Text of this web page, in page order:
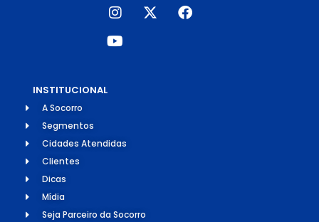
INSTITUCIONAL
A Socorro
Segmentos
Cidades Atendidas
Clientes
Dicas
Mídia
Seja Parceiro da Socorro